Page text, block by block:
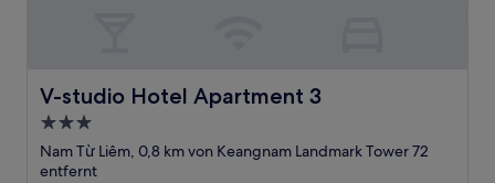
V-studio Hotel Apartment 3
V-studio Hotel Apartment 3
3.0-
Sterne-
Unterkunft
Nam Từ Liêm, 0,8 km von Keangnam Landmark Tower 72
entfernt